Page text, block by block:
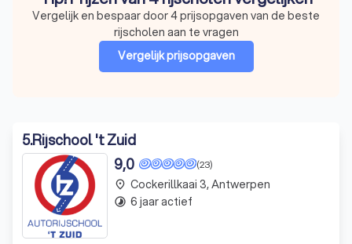
Vergelijk en bespaar door 4 prijsopgaven van de beste
rijscholen aan te vragen
Vergelijk prijsopgaven
5.Rijschool 't Zuid
(23)
9,0
place Cockerillkaai 3, Antwerpen
timelapse 6 jaar actief